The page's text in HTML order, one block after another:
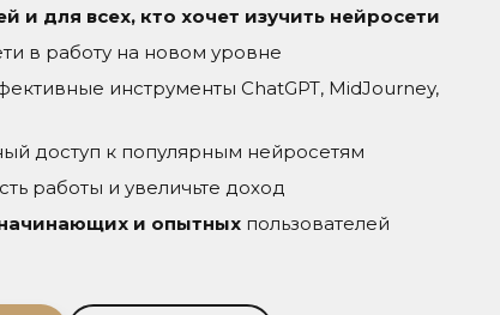
и для всех, кто хочет изучить нейросети
в работу на новом уровне
инструменты ChatGPT, MidJourney,
доступ к популярным нейросетям
работы и увеличьте доход
и опытных пользователей